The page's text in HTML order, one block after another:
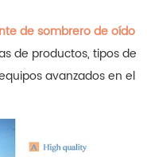
de sombrero de oído
de productos, tipos de
avanzados en el